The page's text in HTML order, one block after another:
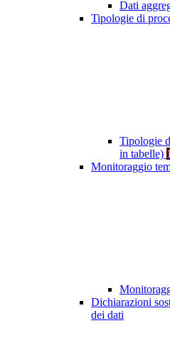
Dati
Tipologie di
Tipologie
in tabelle) 1
Monitoraggio
Dichiarazioni
dei dati